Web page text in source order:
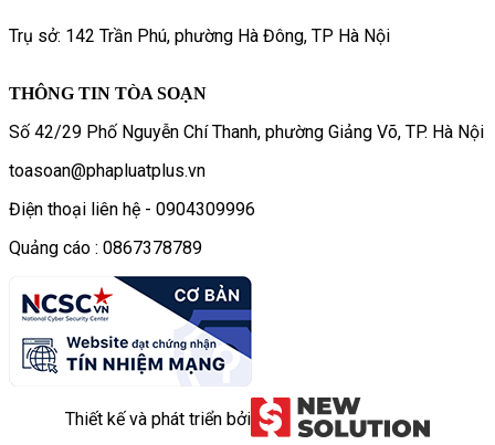
Trụ sở: 142 Trần Phú, phường Hà Đông, TP Hà Nội
THÔNG TIN TÒA SOẠN
Số 42/29 Phố Nguyễn Chí Thanh, phường Giảng Võ, TP. Hà Nội
toasoan@phapluatplus.vn
Điện thoại liên hệ - 0904309996
Quảng cáo : 0867378789
Thiết kế và phát triển bởi